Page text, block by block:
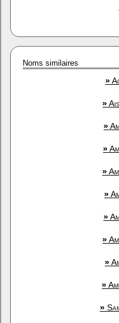
Noms similaires
»
»
»
»
»
»
»
»
»
»
»